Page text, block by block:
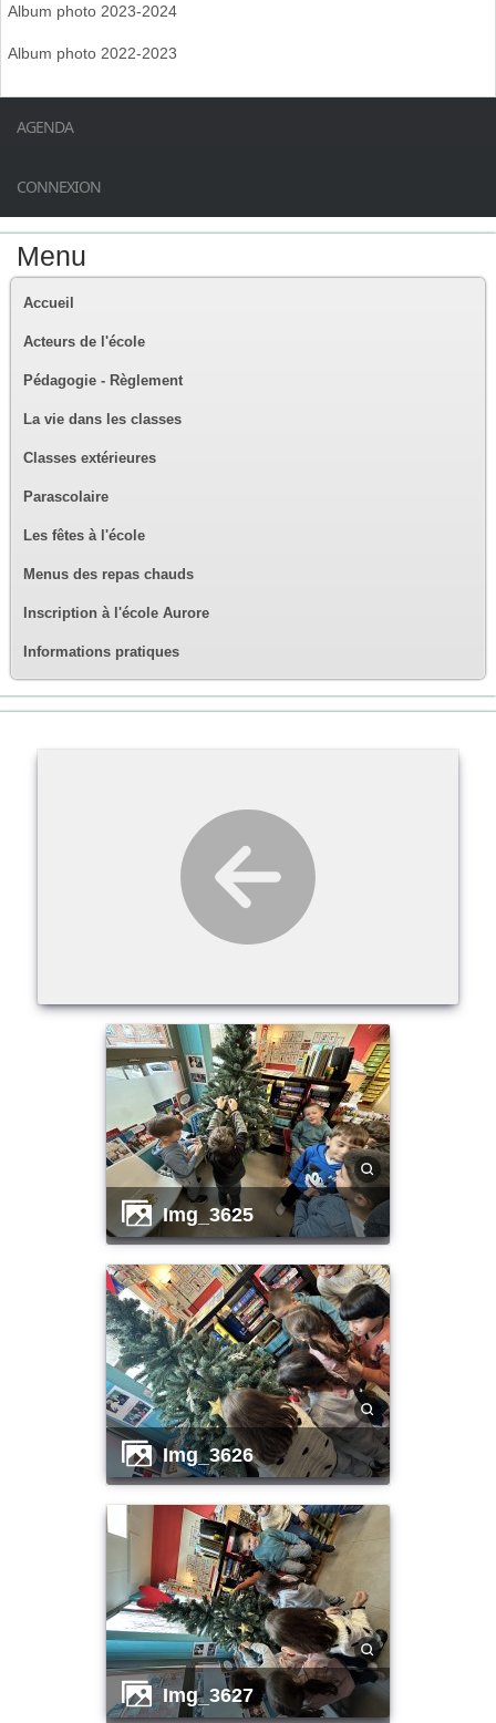
Album photo 2023-2024
Album photo 2022-2023
AGENDA
CONNEXION
Menu
Accueil
Acteurs de l'école
Pédagogie - Règlement
La vie dans les classes
Classes extérieures
Parascolaire
Les fêtes à l'école
Menus des repas chauds
Inscription à l'école Aurore
Informations pratiques
img_3625
img_3626
img_3627